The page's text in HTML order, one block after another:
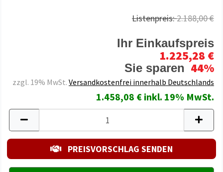
Listenpreis:2.188,00 €
Ihr Einkaufspreis
1.225,28 €
Sie sparen 44%
zzgl. 19% MwSt. Versandkostenfrei innerhalb Deutschlands
1.458,08 € inkl. 19% MwSt.
PREISVORSCHLAG SENDEN